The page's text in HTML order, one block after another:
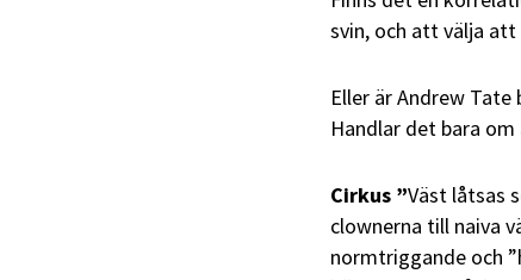
svin, och att välja
Eller är Andrew
Handlar det bara
Cirkus ”Väst låtsas
clownerna till naiva
normtriggande och